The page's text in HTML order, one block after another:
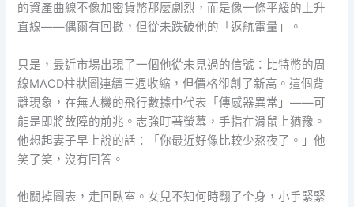
的資產曲線不像加密貨幣那麼劇烈，而是像一條平緩的上升
直線——偶爾有回撤，但從未跌破他的「返航電量」。
只是，最近市場出現了一個他從未見過的信號：比特幣的周
線MACD柱狀圖連續三週收縮，但價格卻創了新高。這個背
離現象，在無人機的飛行數據中代表「傳感器異常」——可
能是即將故障的前兆。志強盯著螢幕，手指在滑鼠上猶豫。
他想起妻子早上說的話：「你最近好像比較少熬夜了。」他
笑了笑，沒有回答。
他關掉圖表，走回臥室。女兒不知何時翻了个身，小手緊緊